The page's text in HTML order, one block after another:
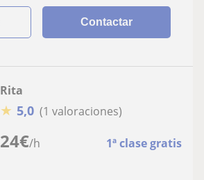
Contactar
24€/h 1ª clase gratis
Rita
★ 5,0 (1 valoraciones)